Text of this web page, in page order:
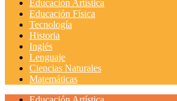
Educación Artística
Educación Física
Tecnología
Historia
Inglés
Lenguaje
Ciencias Naturales
Matemáticas